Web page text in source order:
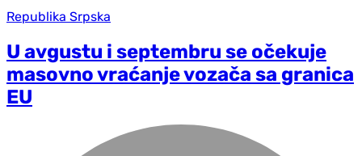
Republika Srpska
U avgustu i septembru se očekuje
masovno vraćanje vozača sa granica
EU